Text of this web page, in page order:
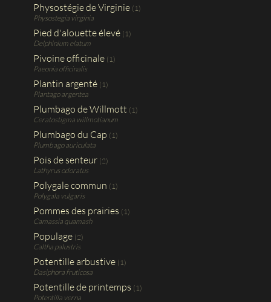
Physostégie de Virginie (1)
Physostegia virginia
Pied d'alouette élevé (1)
Delphinium elatum
Pivoine officinale (1)
Paeonia officinalis
Plantin argenté (1)
Plantago argentea
Plumbago de Willmott (1)
Ceratostigma willmotianum
Plumbago du Cap (1)
Plumbago auriculata
Pois de senteur (2)
Lathyrus odoratus
Polygale commun (1)
Polygala vulgaris
Pommes des prairies (1)
Camassia quamash
Populage (2)
Caltha palustris
Potentille arbustive (1)
Dasiphora fruticosa
Potentille de printemps (1)
Potentilla verna